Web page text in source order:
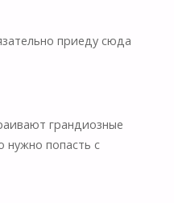
приеду сюда
грандиозные
нужно попасть с